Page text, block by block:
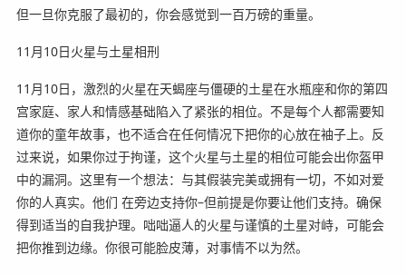
但一旦你克服了最初的，你会感觉到一百万磅的重量。
11月10日火星与土星相刑
11月10日，激烈的火星在天蝎座与僵硬的土星在水瓶座和你的第四
宫家庭、家人和情感基础陷入了紧张的相位。不是每个人都需要知
道你的童年故事，也不适合在任何情况下把你的心放在袖子上。反
过来说，如果你过于拘谨，这个火星与土星的相位可能会出你盔甲
中的漏洞。这里有一个想法：与其假装完美或拥有一切，不如对爱
你的人真实。他们 在旁边支持你–但前提是你要让他们支持。确保
得到适当的自我护理。咄咄逼人的火星与谨慎的土星对峙，可能会
把你推到边缘。你很可能脸皮薄，对事情不以为然。